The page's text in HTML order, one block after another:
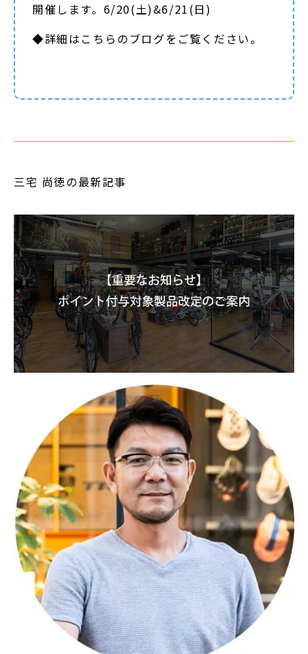
開催します。6/20(土)&6/21(日)
◆詳細はこちらのブログをご覧ください。
三宅 尚徳の最新記事